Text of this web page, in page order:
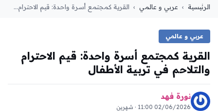
الرئيسية › عربي و عالمي › القرية كمجتمع أسرة واحدة: قيم الاحترام...
عربي و عالمي
القرية كمجتمع أسرة واحدة: قيم الاحترام
والتلاحم في تربية الأطفال
نورة فهد
02/06/2026 11:00 · شهرين